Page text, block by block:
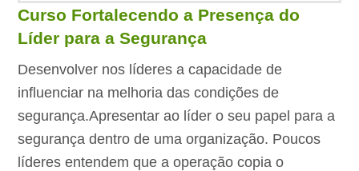
Curso Fortalecendo a Presença do
Líder para a Segurança
Desenvolver nos líderes a capacidade de
influenciar na melhoria das condições de
segurança.Apresentar ao líder o seu papel para a
segurança dentro de uma organização. Poucos
líderes entendem que a operação copia o